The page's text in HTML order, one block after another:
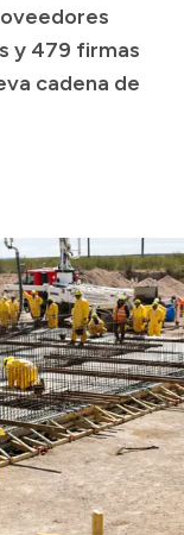
y 479 firmas
cadena de